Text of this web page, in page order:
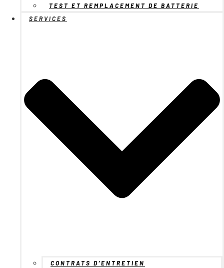
TEST ET REMPLACEMENT DE BATTERIE
SERVICES
CONTRATS D’ENTRETIEN